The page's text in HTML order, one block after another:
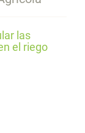
las
el riego